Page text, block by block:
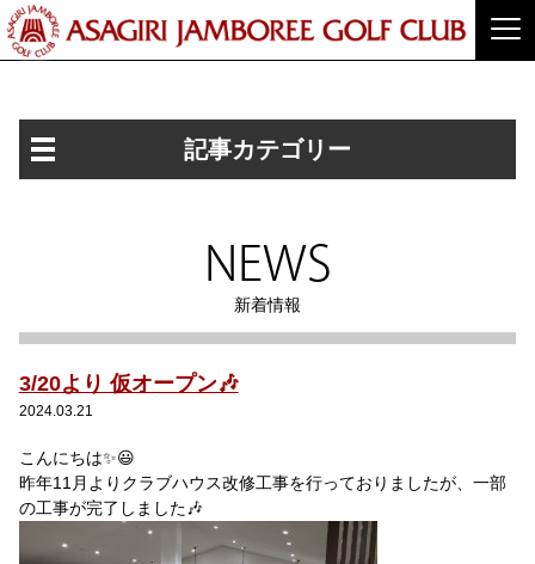
記事カテゴリー
NEWS
新着情報
3/20より 仮オープン🎶
2024.03.21
こんにちは✨😃
昨年11月よりクラブハウス改修工事を行っておりましたが、一部
の工事が完了しました🎶